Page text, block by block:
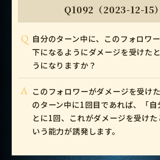
Q1092（2023-12-15）
Q 自分のターン中に、このフォロワ
下になるようにダメージを受けた
うになりますか？
A このフォロワーがダメージを受け
のターン中に1回目であれば、「自
とに1回、これがダメージを受けた
いう能力が誘発します。